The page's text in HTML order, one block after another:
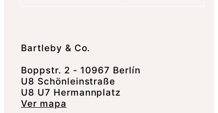
Bartleby & Co.
Boppstr. 2 - 10967 Berlín
U8 Schönleinstraße
U8 U7 Hermannplatz
Ver mapa